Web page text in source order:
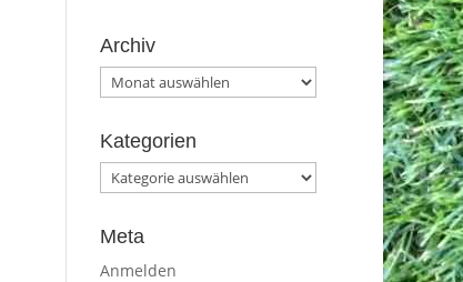
Archiv
Archiv
Kategorien
Kategorien
Meta
Anmelden